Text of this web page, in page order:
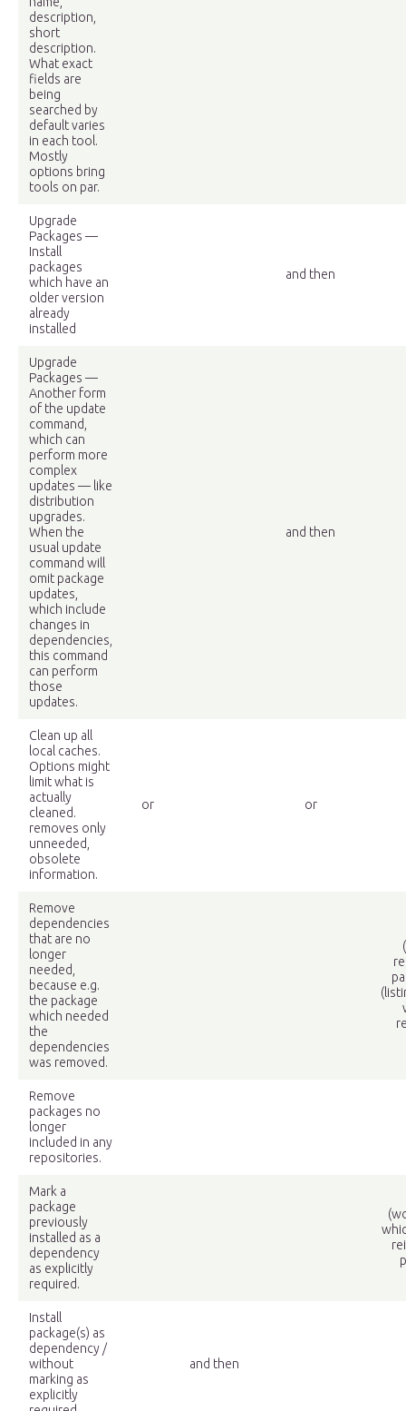
description,
short
description.
What exact
fields are
being
searched by
default varies
in each tool.
Mostly
options bring
tools on par.
Upgrade
Packages —
Install
packages
which have an
older version
already
installed
and then
Upgrade
Packages —
Another form
of the update
command,
which can
perform more
complex
updates — like
distribution
upgrades.
When the
usual update
command will
omit package
updates,
which include
changes in
dependencies,
this command
can perform
those
updates.
and then
Clean up all
local caches.
Options might
limit what is
actually
cleaned.
removes only
unneeded,
obsolete
information.
or or
Remove
dependencies
that are no
longer
needed,
because e.g.
the package
which needed
the
dependencies
was removed.
Remove
packages no
longer
included in any
repositories.
Mark a
package
previously
installed as a
dependency
as explicitly
required.
Install
package(s) as
dependency /
without
marking as
explicitly
and then